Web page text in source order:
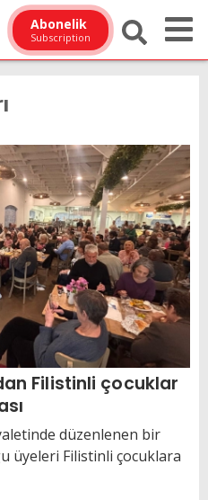
Abonelik
Subscription
Filistinli çocuklar
düzenlenen bir
üyeleri Filistinli çocuklara